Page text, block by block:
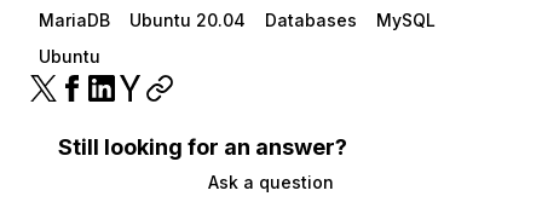
MariaDB Ubuntu 20.04 Databases
MySQL
Ubuntu
Still looking for an answer?
Ask a question